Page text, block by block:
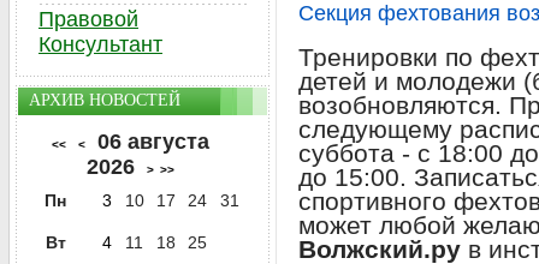
Секция фехтования
Тренировки по
детей и молодежи
возобновляются.
следующему
суббота - с 18:00
до 15:00.
спортивного
может любой
Волжский.ру в
Правовой
Консультант
АРХИВ НОВОСТЕЙ
<< <
06 августа
2026
> >>
Пн 3 10 17 24 31
Вт 4 11 18 25